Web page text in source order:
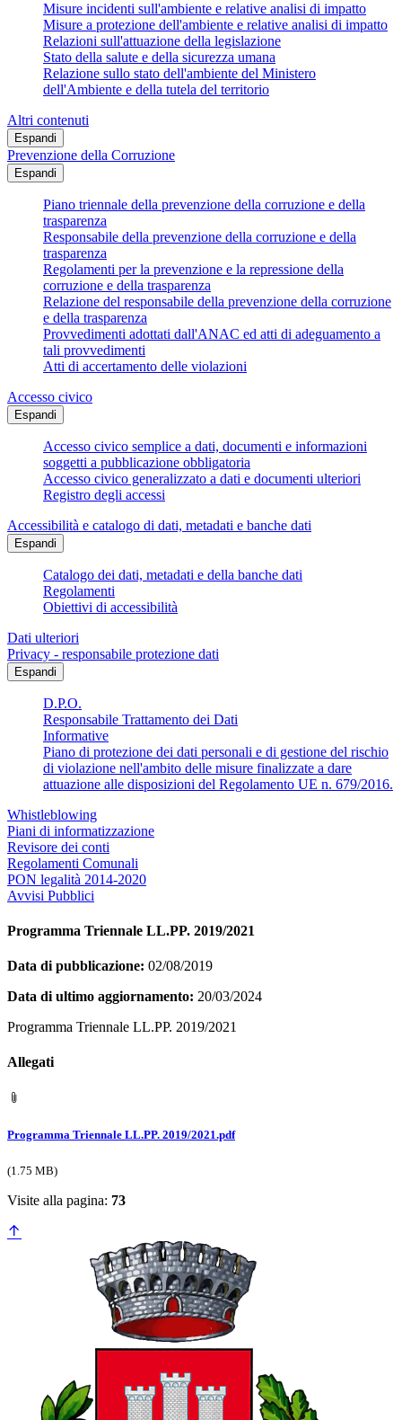
Misure incidenti sull'ambiente e relative analisi di impatto
Misure a protezione dell'ambiente e relative analisi di impatto
Relazioni sull'attuazione della legislazione
Stato della salute e della sicurezza umana
Relazione sullo stato dell'ambiente del Ministero
dell'Ambiente e della tutela del territorio
Altri contenuti
Espandi
Prevenzione della Corruzione
Espandi
Piano triennale della prevenzione della corruzione e della
trasparenza
Responsabile della prevenzione della corruzione e della
trasparenza
Regolamenti per la prevenzione e la repressione della
corruzione e della trasparenza
Relazione del responsabile della prevenzione della corruzione
e della trasparenza
Provvedimenti adottati dall'ANAC ed atti di adeguamento a
tali provvedimenti
Atti di accertamento delle violazioni
Accesso civico
Espandi
Accesso civico semplice a dati, documenti e informazioni
soggetti a pubblicazione obbligatoria
Accesso civico generalizzato a dati e documenti ulteriori
Registro degli accessi
Accessibilità e catalogo di dati, metadati e banche dati
Espandi
Catalogo dei dati, metadati e della banche dati
Regolamenti
Obiettivi di accessibilità
Dati ulteriori
Privacy - responsabile protezione dati
Espandi
D.P.O.
Responsabile Trattamento dei Dati
Informative
Piano di protezione dei dati personali e di gestione del rischio
di violazione nell'ambito delle misure finalizzate a dare
attuazione alle disposizioni del Regolamento UE n. 679/2016.
Whistleblowing
Piani di informatizzazione
Revisore dei conti
Regolamenti Comunali
PON legalità 2014-2020
Avvisi Pubblici
Programma Triennale LL.PP. 2019/2021
Data di pubblicazione: 02/08/2019
Data di ultimo aggiornamento: 20/03/2024
Programma Triennale LL.PP. 2019/2021
Allegati
Programma Triennale LL.PP. 2019/2021.pdf
(1.75 MB)
Visite alla pagina: 73